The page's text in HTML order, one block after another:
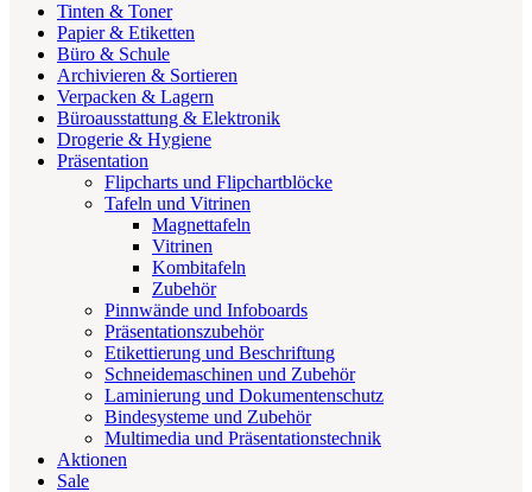
Tinten & Toner
Papier & Etiketten
Büro & Schule
Archivieren & Sortieren
Verpacken & Lagern
Büroausstattung & Elektronik
Drogerie & Hygiene
Präsentation
Flipcharts und Flipchartblöcke
Tafeln und Vitrinen
Magnettafeln
Vitrinen
Kombitafeln
Zubehör
Pinnwände und Infoboards
Präsentationszubehör
Etikettierung und Beschriftung
Schneidemaschinen und Zubehör
Laminierung und Dokumentenschutz
Bindesysteme und Zubehör
Multimedia und Präsentationstechnik
Aktionen
Sale